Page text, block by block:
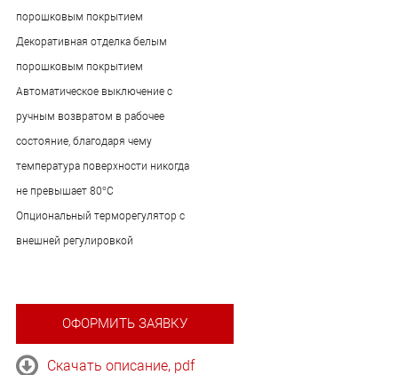
порошковым покрытием
Декоративная отделка белым
порошковым покрытием
Автоматическое выключение с
ручным возвратом в рабочее
состояние, благодаря чему
температура поверхности никогда
не превышает 80°С
Опциональный терморегулятор с
внешней регулировкой
ОФОРМИТЬ ЗАЯВКУ
Скачать описание, pdf